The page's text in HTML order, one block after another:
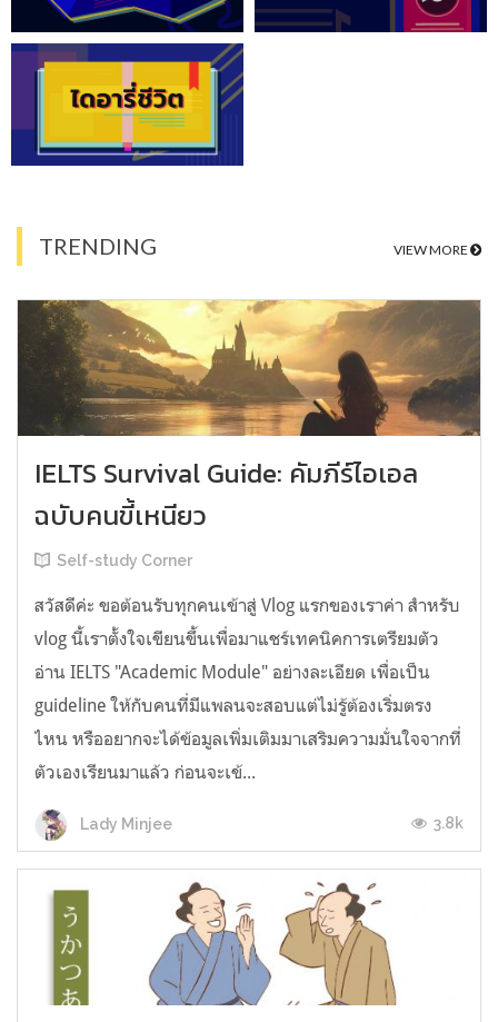
TRENDING VIEW MORE
IELTS Survival Guide: คัมภีร์ไอเอล
ฉบับคนขี้เหนียว
Self-study Corner
สวัสดีค่ะ ขอต้อนรับทุกคนเข้าสู่ Vlog แรกของเราค่า สำหรับ
vlog นี้เราตั้งใจเขียนขึ้นเพื่อมาแชร์เทคนิคการเตรียมตัว
อ่าน IELTS "Academic Module" อย่างละเอียด เพื่อเป็น
guideline ให้กับคนที่มีแพลนจะสอบแต่ไม่รู้ต้องเริ่มตรง
ไหน หรืออยากจะได้ข้อมูลเพิ่มเติมมาเสริมความมั่นใจจากที่
ตัวเองเรียนมาแล้ว ก่อนจะเข้...
Lady Minjee 3.8k